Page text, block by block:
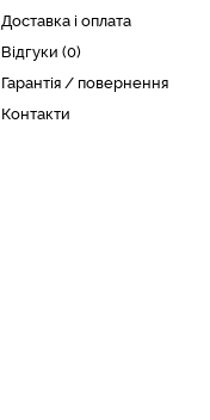
Доставка і оплата
Відгуки (0)
Гарантія / повернення
Контакти